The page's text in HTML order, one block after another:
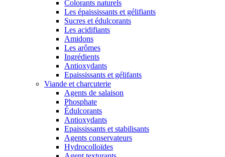
Colorants naturels
Les épaississants et gélifiants
Sucres et édulcorants
Les acidifiants
Amidons
Les arômes
Ingrédients
Antioxydants
Epaississants et gélifants
Viande et charcuterie
Agents de salaison
Phosphate
Édulcorants
Antioxydants
Epaississants et stabilisants
Agents conservateurs
Hydrocolloïdes